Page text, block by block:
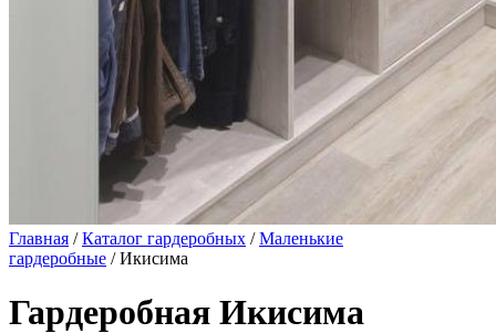
Главная /Каталог гардеробных /Маленькие
гардеробные / Икисима
Гардеробная Икисима